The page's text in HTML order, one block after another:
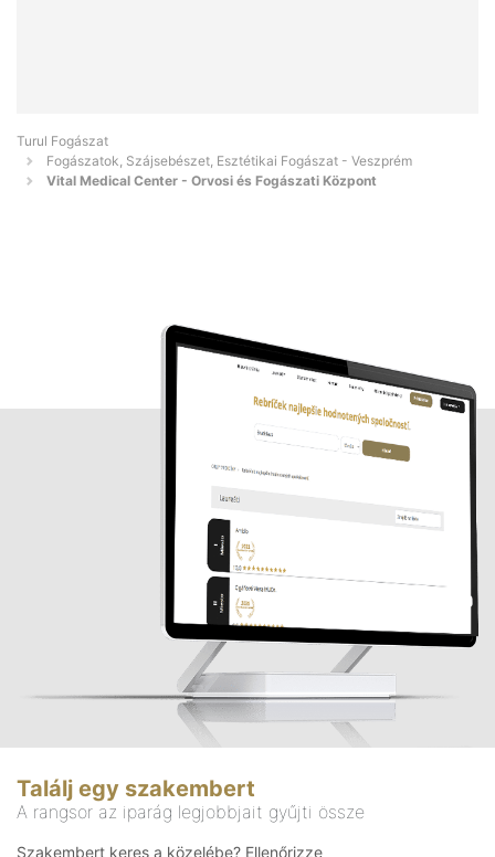
Turul Fogászat
Fogászatok, Szájsebészet, Esztétikai Fogászat - Veszprém
Vital Medical Center - Orvosi és Fogászati Központ
Találj egy szakembert
A rangsor az iparág legjobbjait gyűjti össze
Szakembert keres a közelébe? Ellenőrizze